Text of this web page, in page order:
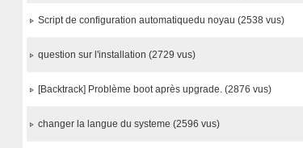
Script de configuration automatiquedu noyau (2538 vus)
question sur l'installation (2729 vus)
[Backtrack] Problème boot après upgrade. (2876 vus)
changer la langue du systeme (2596 vus)